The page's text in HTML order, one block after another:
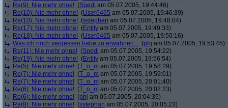
Re(9): Nie mehr ohne! (Spedi am 05.07.2005, 19:44:46)
Re(10): Nie mehr ohne! (User6465 am 05.07.2005, 19:46:39)
Re(10): Nie mehr ohne! (sstephan am 05.07.2005, 19:48:04)
Re(17): Nie mehr ohne! (Entity am 05.07.2005, 19:49:33)
Re(18): Nie mehr ohne! (User6465 am 05.07.2005, 19:50:16)
Was ich noch vergessen habe zu erwähnen... (phj am 05.07.2005, 19:53:45)
Re(11): Nie mehr ohne! (Spedi am 05.07.2005, 19:54:22)
Re(19): Nie mehr ohne! (Entity am 05.07.2005, 19:56:54)
Re(5): Nie mehr ohne! (T_o_m am 05.07.2005, 19:58:29)
Re(7): Nie mehr ohne! (T_o_m am 05.07.2005, 19:59:01)
Re(7): Nie mehr ohne! (T_o_m am 05.07.2005, 20:01:40)
Re(6): Nie mehr ohne! (T_o_m am 05.07.2005, 20:02:23)
Re(6): Nie mehr ohne! (phj am 05.07.2005, 20:04:35)
Re(8): Nie mehr ohne! (sstephan am 05.07.2005, 20:05:23)